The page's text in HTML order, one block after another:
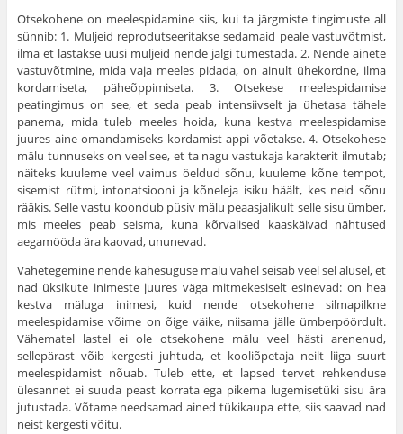
Otsekohene on meelespidamine siis, kui ta järgmiste tingimuste all
sünnib: 1. Muljeid reprodutseeritakse seda­maid peale vastuvõtmist,
ilma et lastakse uusi muljeid nende jälgi tumestada. 2. Nende ainete
vastuvõtmine, mida vaja meeles pidada, on ainult ühekordne, ilma
kordamiseta, päheõppimiseta. 3. Otsekese meelespidamise
peatingimus on see, et seda peab intensiivselt ja ühetasa tähele
panema, mida tuleb meeles hoida, kuna kestva meelespidamise
juures aine omandamiseks kordamist appi võetakse. 4. Otsekohese
mälu tunnuseks on veel see, et ta nagu vastukaja karakterit ilmutab;
näiteks kuuleme veel vaimus öeldud sõnu, kuu­leme kõne tempot,
sisemist rütmi, intonatsiooni ja kõneleja isiku häält, kes neid sõnu
rääkis. Selle vastu koondub püsiv mälu peaasjalikult selle sisu ümber,
mis meeles peab seisma, kuna kõrvalised kaaskäivad nähtused
aegamööda ära kaovad, ununevad.
Vahetegemine nende kahesuguse mälu vahel seisab veel sel alusel, et
nad üksikute inimeste juures väga mitme­kesiselt esinevad: on hea
kestva mäluga inimesi, kuid nende otsekohene silmapilkne
meelespidamise võime on õige väike, niisama jälle ümberpöördult.
Vähematel lastel ei ole otsekohene mälu veel hästi arenenud,
sellepärast võib kergesti juhtuda, et kooliõpetaja neilt liiga suurt
meelespidamist nõuab. Tuleb ette, et lapsed tervet rehkenduse
ülesannet ei suuda peast korrata ega pikema lugemisetüki sisu ära
jutustada. Võtame needsamad ained tükikaupa ette, siis saavad nad
neist kergesti võitu.